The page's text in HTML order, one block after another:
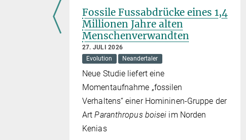
Fossile Fussabdrücke eines 1,4
Millionen Jahre alten
Menschenverwandten
27. JULI 2026
Evolution
Neandertaler
Neue Studie liefert eine
Momentaufnahme „fossilen
Verhaltens“ einer Homininen-Gruppe der
ArtParanthropus boisei im Norden
Kenias